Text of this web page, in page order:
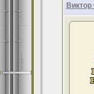
Виктор